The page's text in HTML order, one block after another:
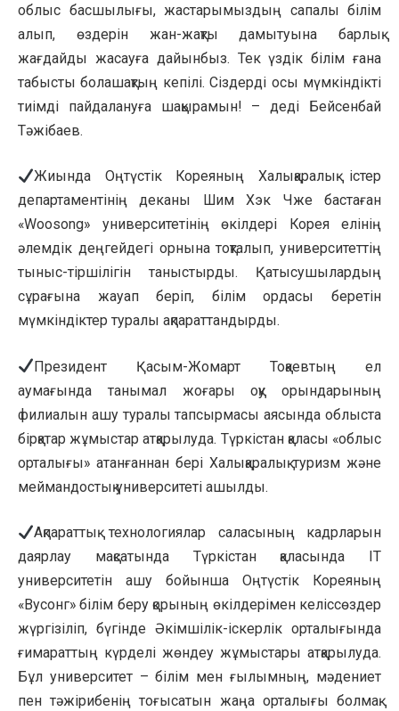
облыс басшылығы, жастарымыздың сапалы білім
алып, өздерін жан-жақты дамытуына барлық
жағдайды жасауға дайынбыз. Тек үздік білім ғана
табысты болашақтың кепілі. Сіздерді осы мүмкіндікті
тиімді пайдалануға шақырамын! – деді Бейсенбай
Тәжібаев.
Жиында Оңтүстік Кореяның Халықаралық істер
департаментінің деканы Шим Хэк Чже бастаған
«Woosong» университетінің өкілдері Корея елінің
әлемдік деңгейдегі орнына тоқталып, университеттің
тыныс-тіршілігін таныстырды. Қатысушылардың
сұрағына жауап беріп, білім ордасы беретін
мүмкіндіктер туралы ақпараттандырды.
Президент Қасым-Жомарт Тоқаевтың ел
аумағында танымал жоғары оқу орындарының
филиалын ашу туралы тапсырмасы аясында облыста
бірқатар жұмыстар атқарылуда. Түркістан қаласы «облыс
орталығы» атанғаннан бері Халықаралық туризм және
меймандостық университеті ашылды.
Ақпараттық технологиялар саласының кадрларын
даярлау мақсатында Түркістан қаласында IT
университетін ашу бойынша Оңтүстік Кореяның
«Вусонг» білім беру қорының өкілдерімен келіссөздер
жүргізіліп, бүгінде Әкімшілік-іскерлік орталығында
ғимараттың күрделі жөндеу жұмыстары атқарылуда.
Бұл университет – білім мен ғылымның, мәдениет
пен тәжірибенің тоғысатын жаңа орталығы болмақ.